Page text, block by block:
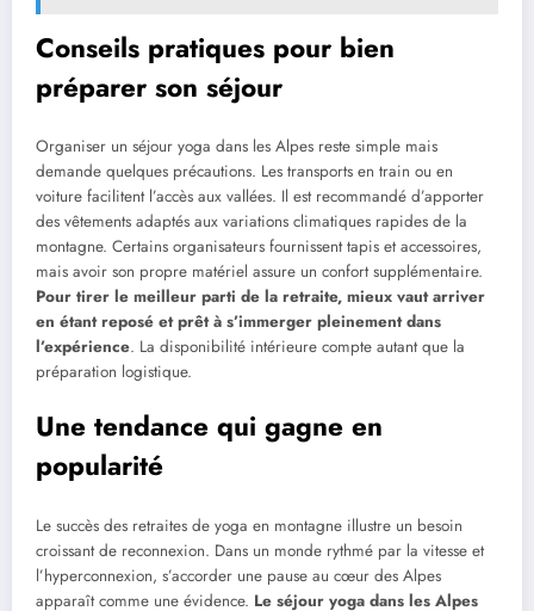
Conseils pratiques pour bien
préparer son séjour
Organiser un séjour yoga dans les Alpes reste simple mais
demande quelques précautions. Les transports en train ou en
voiture facilitent l’accès aux vallées. Il est recommandé d’apporter
des vêtements adaptés aux variations climatiques rapides de la
montagne. Certains organisateurs fournissent tapis et accessoires,
mais avoir son propre matériel assure un confort supplémentaire.
Pour tirer le meilleur parti de la retraite, mieux vaut arriver
en étant reposé et prêt à s’immerger pleinement dans
l’expérience. La disponibilité intérieure compte autant que la
préparation logistique.
Une tendance qui gagne en
popularité
Le succès des retraites de yoga en montagne illustre un besoin
croissant de reconnexion. Dans un monde rythmé par la vitesse et
l’hyperconnexion, s’accorder une pause au cœur des Alpes
apparaît comme une évidence. Le séjour yoga dans les Alpes